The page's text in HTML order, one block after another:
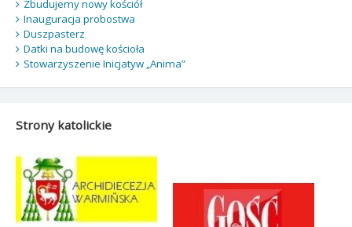
Zbudujemy nowy kościół
Inauguracja probostwa
Duszpasterz
Datki na budowę kościoła
Stowarzyszenie Inicjatyw „Anima”
Strony katolickie